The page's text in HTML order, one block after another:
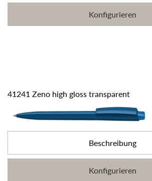
Konfigurieren
41241 Zeno high gloss transparent
Beschreibung
Konfigurieren